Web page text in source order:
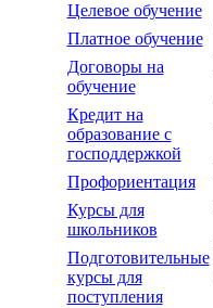
Целевое обучение
Платное обучение
Договоры на
обучение
Кредит на
образование с
господдержкой
Профориентация
Курсы для
школьников
Подготовительные
курсы для
поступления